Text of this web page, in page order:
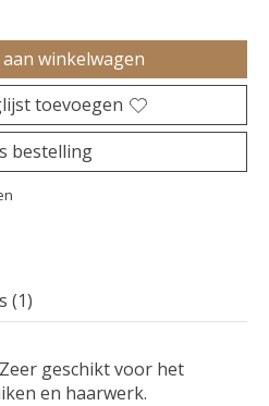
winkelwagen
toevoegen
bestelling
(1)
geschikt voor het
en haarwerk.